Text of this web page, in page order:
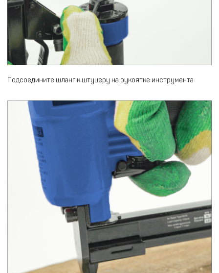
Подсоедините шланг к штуцеру на рукоятке инструмента